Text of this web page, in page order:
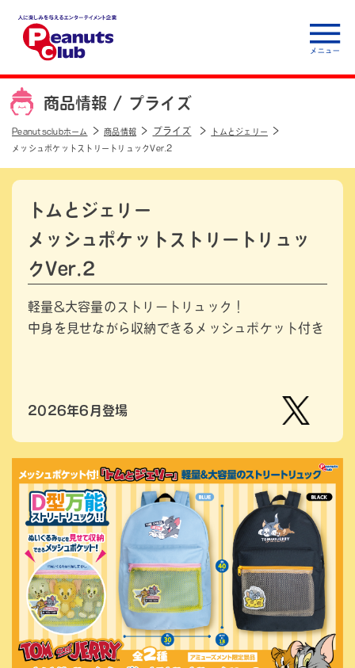
人に楽しみを与えるエ
ンターテイメント企
業 Peanuts club
商品情報 / プライズ
Peanutsclubホーム 商品情報 プライズ トムとジェリー
メッシュポケットストリートリュックVer.2
トムとジェリー
メッシュポケットストリートリュッ
クVer.2
軽量&大容量のストリートリュック！
中身を見せながら収納できるメッシュポケット付き
2026年6月登場
ツクラ
ブのプ
ライズ
商品の
Xはこ